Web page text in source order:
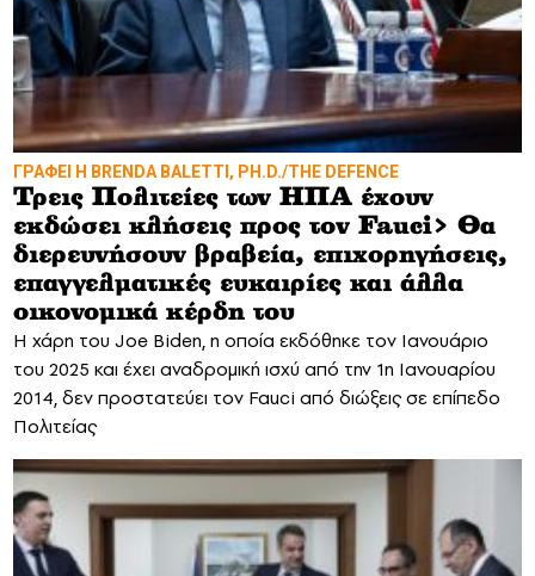
ΓΡΑΦΕΙ Η BRENDA BALETTI, PH.D./THE DEFENCE
Τρεις Πολιτείες των ΗΠΑ έχουν
εκδώσει κλήσεις προς τον Fauci> Θα
διερευνήσουν βραβεία, επιχορηγήσεις,
επαγγελματικές ευκαιρίες και άλλα
οικονομικά κέρδη του
Η χάρη του Joe Biden, η οποία εκδόθηκε τον Ιανουάριο
του 2025 και έχει αναδρομική ισχύ από την 1η Ιανουαρίου
2014, δεν προστατεύει τον Fauci από διώξεις σε επίπεδο
Πολιτείας